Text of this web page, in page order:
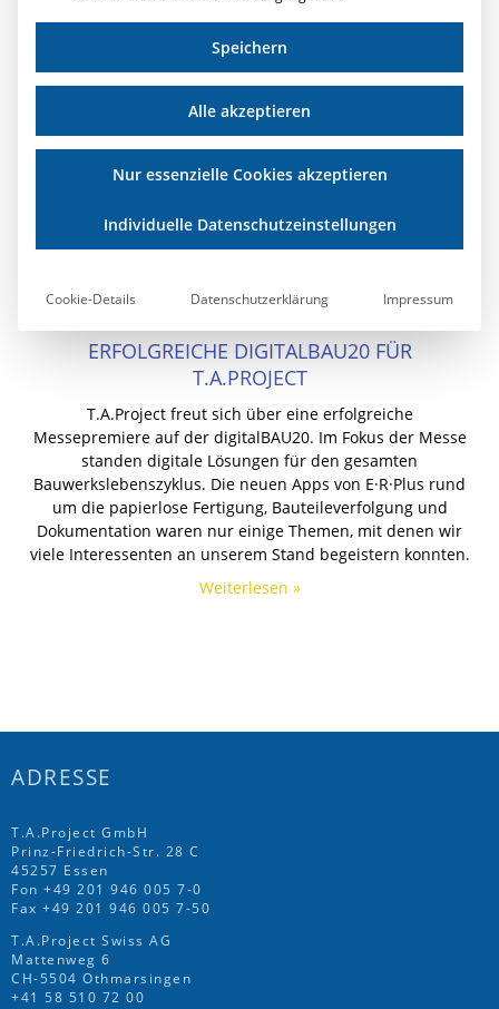
Lösung: Apps von E-R-Plus!
Weiterlesen »
ERFOLGREICHE DIGITALBAU20 FÜR
T.A.PROJECT
T.A.Project freut sich über eine erfolgreiche
Messepremiere auf der digitalBAU20. Im Fokus der Messe
standen digitale Lösungen für den gesamten
Bauwerkslebenszyklus. Die neuen Apps von E·R·Plus rund
um die papierlose Fertigung, Bauteileverfolgung und
Dokumentation waren nur einige Themen, mit denen wir
viele Interessenten an unserem Stand begeistern konnten.
Weiterlesen »
ADRESSE
T.A.Project GmbH
Prinz-Friedrich-Str. 28 C
45257 Essen
Fon +49 201 946 005 7-0
Fax +49 201 946 005 7-50
T.A.Project Swiss AG
Mattenweg 6
CH-5504 Othmarsingen
+41 58 510 72 00
Speichern
Alle akzeptieren
Nur essenzielle Cookies akzeptieren
Individuelle Datenschutzeinstellungen
Cookie-Details Datenschutzerklärung Impressum